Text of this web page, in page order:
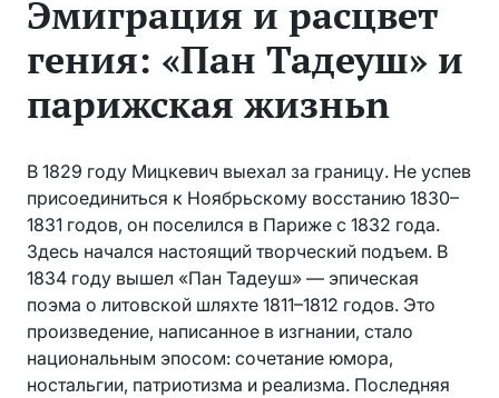
Эмиграция и расцвет
гения: «Пан Тадеуш» и
парижская жизньn
В 1829 году Мицкевич выехал за границу. Не успев
присоединиться к Ноябрьскому восстанию 1830–
1831 годов, он поселился в Париже с 1832 года.
Здесь начался настоящий творческий подъем. В
1834 году вышел «Пан Тадеуш» — эпическая
поэма о литовской шляхте 1811–1812 годов. Это
произведение, написанное в изгнании, стало
национальным эпосом: сочетание юмора,
ностальгии, патриотизма и реализма. Последняя